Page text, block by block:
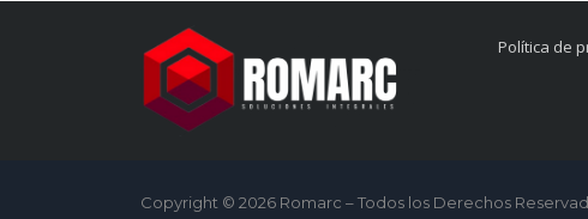
Política de
Copyright © 2026 Romarc – Todos los Derechos